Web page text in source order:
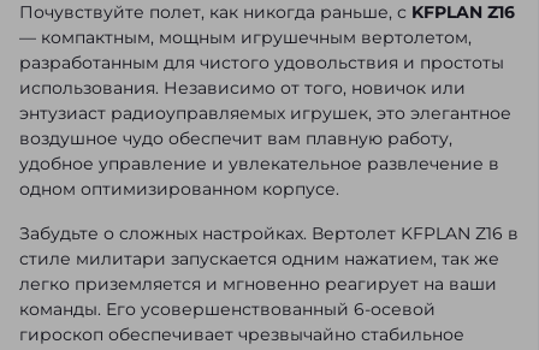
Почувствуйте полет, как никогда раньше, с KFPLAN Z16
— компактным, мощным игрушечным вертолетом,
разработанным для чистого удовольствия и простоты
использования. Независимо от того, новичок или
энтузиаст радиоуправляемых игрушек, это элегантное
воздушное чудо обеспечит вам плавную работу,
удобное управление и увлекательное развлечение в
одном оптимизированном корпусе.
Забудьте о сложных настройках. Вертолет KFPLAN Z16 в
стиле милитари запускается одним нажатием, так же
легко приземляется и мгновенно реагирует на ваши
команды. Его усовершенствованный 6-осевой
гироскоп обеспечивает чрезвычайно стабильное